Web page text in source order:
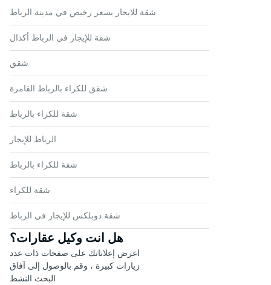
شقة للايجار بسعر رخيص في مدينة الرباط
شقة للإيجار في الرباط أكدال
شقق
شقق للكراء بالرباط القامرة
شقة للكراء بالرباط
الرباط للإيجار
شقة للكراء بالرباط
شقة للكراء
شقة دوبلكس للإيجار في الرباط
هل انت وكيل عقارات؟
اعرض إعلاناتك على صفحات ذات عدد
زيارات كبيرة ، وقم بالوصول إلى آفاق
البحث النشط